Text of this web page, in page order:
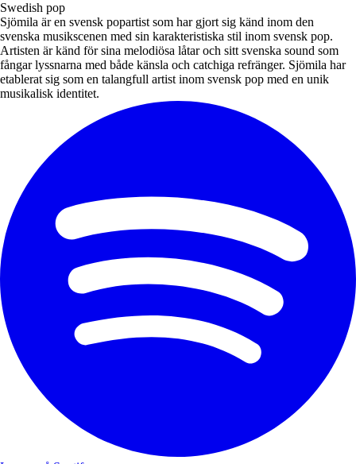
Swedish pop
Sjömila är en svensk popartist som har gjort sig känd inom den
svenska musikscenen med sin karakteristiska stil inom svensk pop.
Artisten är känd för sina melodiösa låtar och sitt svenska sound som
fångar lyssnarna med både känsla och catchiga refränger. Sjömila har
etablerat sig som en talangfull artist inom svensk pop med en unik
musikalisk identitet.